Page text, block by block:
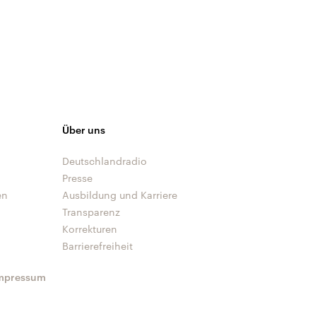
Über uns
Deutschlandradio
Presse
Ausbildung und Karriere
Transparenz
Korrekturen
Barrierefreiheit